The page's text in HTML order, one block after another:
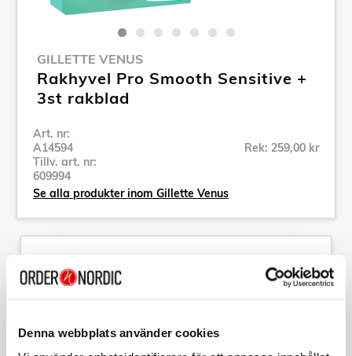
Denna webbplats använder cookies
GILLETTE VENUS
Rakhyvel Pro Smooth Sensitive +
3st rakblad
Art. nr:
A14594
Tillv. art. nr:
609994
Rek: 259,00 kr
Se alla produkter inom Gillette Venus
Art. nr:A14594